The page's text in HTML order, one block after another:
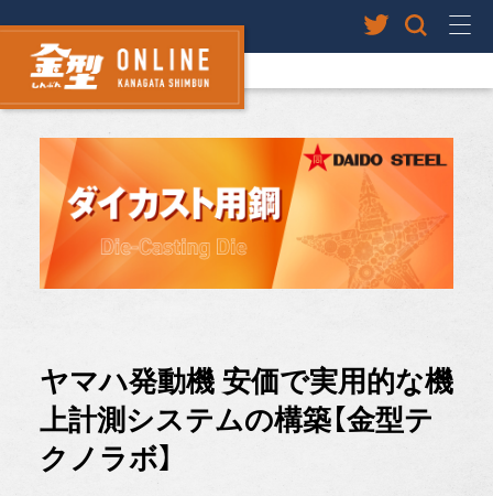
ヤマハ発動機 安価で実用的な機
上計測システムの構築【金型テ
クノラボ】